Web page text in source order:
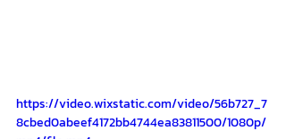
https://video.wixstatic.com/video/56b727_7
8cbed0abeef4172bb4744ea83811500/1080p/